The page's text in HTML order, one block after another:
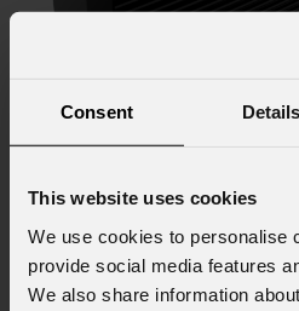
Consent Details
This website uses cookies
We use cookies to personalise
provide social media features
We also share information
URMIIIFly /